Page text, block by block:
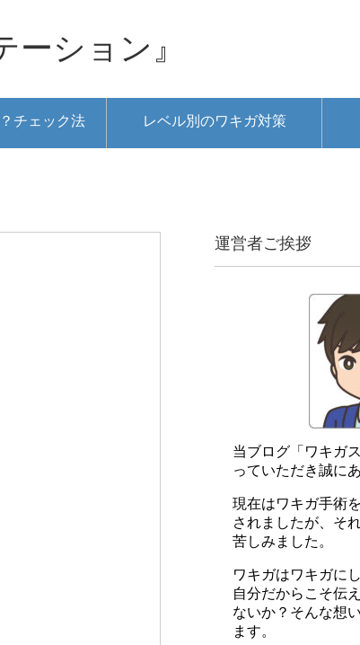
ション』
チェック法 レベル別のワキガ対策
運営者ご挨拶
当ブログ「ワキガ
っていただき誠に
現在はワキガ手術
されましたが、そ
苦しみました。
ワキガはワキガに
自分だからこそ伝
ないか？そんな想
ます。